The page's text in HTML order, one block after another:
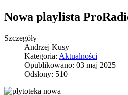
Nowa playlista
Szczegóły
Andrzej Kusy
Kategoria: Aktualności
Opublikowano: 03 maj 2025
Odsłony: 510